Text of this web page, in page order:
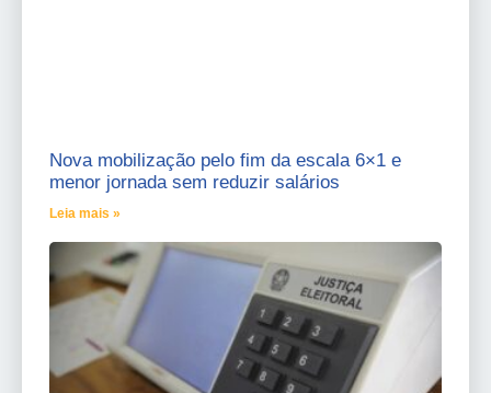
Nova mobilização pelo fim da escala 6×1 e
menor jornada sem reduzir salários
Leia mais »